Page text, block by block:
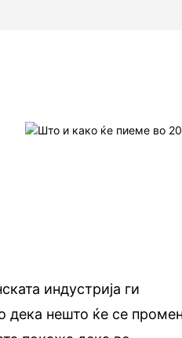
индустрија ги
дека нешто ќе се